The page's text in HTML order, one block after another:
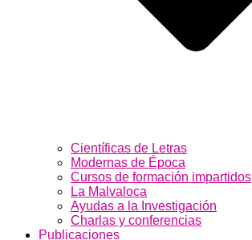
Científicas de Letras
Modernas de Época
Cursos de formación impartidos
La Malvaloca
Ayudas a la Investigación
Charlas y conferencias
Publicaciones